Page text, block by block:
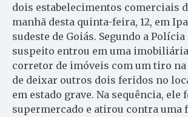
dois estabelecimentos comerciais
manhã desta quinta-feira, 12, em
sudeste de Goiás. Segundo a
suspeito entrou em uma
corretor de imóveis com um tiro na
de deixar outros dois feridos no
em estado grave. Na sequência, ele
supermercado e atirou contra uma